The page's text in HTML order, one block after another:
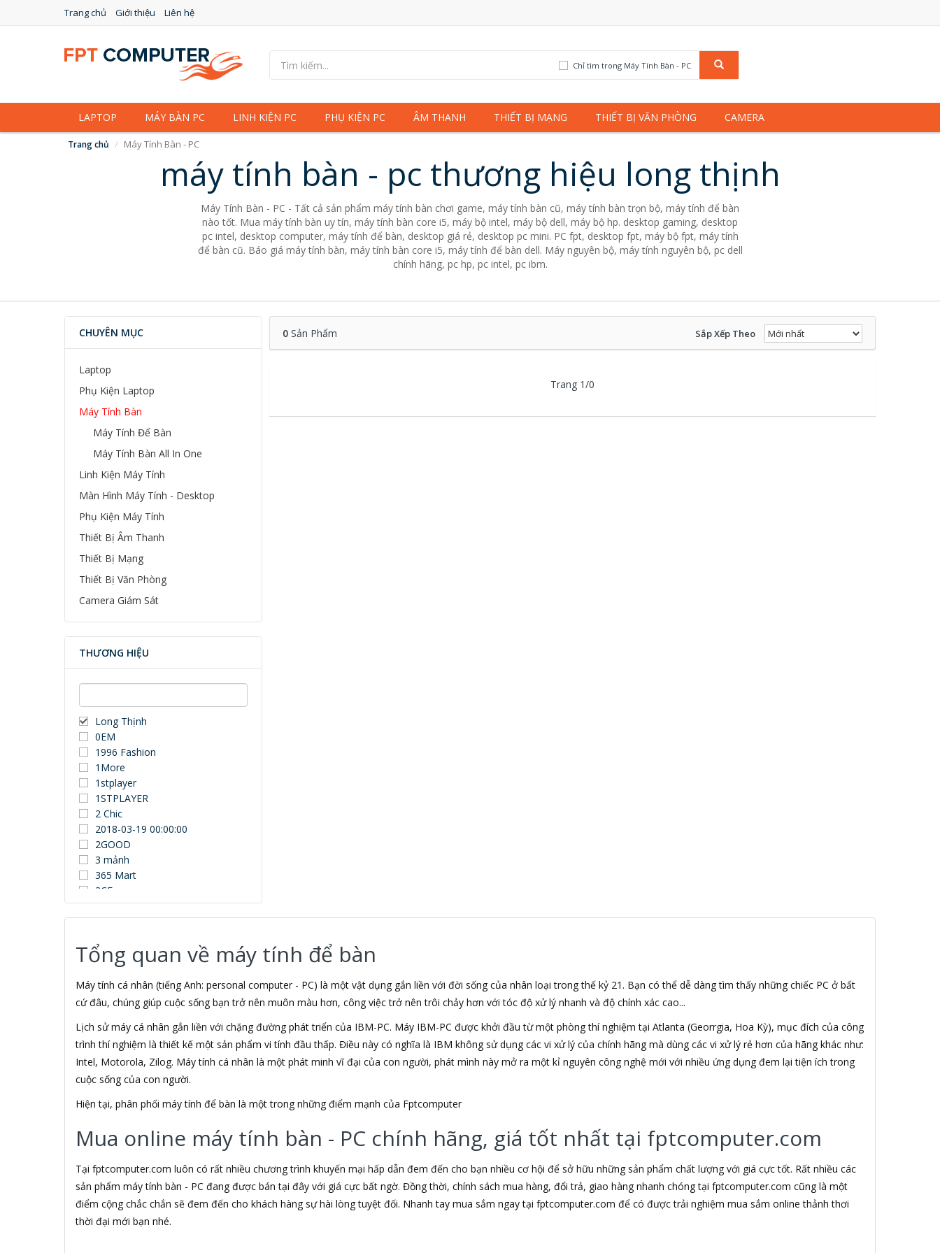
Trang chủ Giới thiệu Liên hệ
Chỉ tìm trong Máy Tính Bàn - PC
LAPTOP MÁY BÀN PC LINH KIỆN PC PHỤ KIỆN PC ÂM THANH THIẾT BỊ MẠNG THIẾT BỊ VĂN PHÒNG CAMERA
Trang chủ Máy Tính Bàn - PC
máy tính bàn - pc thương hiệu long thịnh
Máy Tính Bàn - PC - Tất cả sản phẩm máy tính bàn chơi game, máy tính bàn cũ, máy tính bàn trọn bộ, máy tính để bàn
nào tốt. Mua máy tính bàn uy tín, máy tính bàn core i5, máy bộ intel, máy bộ dell, máy bộ hp. desktop gaming, desktop
pc intel, desktop computer, máy tính để bàn, desktop giá rẻ, desktop pc mini. PC fpt, desktop fpt, máy bộ fpt, máy tính
để bàn cũ. Báo giá máy tính bàn, máy tính bàn core i5, máy tính để bàn dell. Máy nguyên bộ, máy tính nguyên bộ, pc dell
chính hãng, pc hp, pc intel, pc ibm.
CHUYÊN MỤC
Laptop
Phụ Kiện Laptop
Máy Tính Bàn
Máy Tính Để Bàn
Máy Tính Bàn All In One
Linh Kiện Máy Tính
Màn Hình Máy Tính - Desktop
Phụ Kiện Máy Tính
Thiết Bị Âm Thanh
Thiết Bị Mạng
Thiết Bị Văn Phòng
Camera Giám Sát
THƯƠNG HIỆU
Long Thịnh
0EM
1996 Fashion
1More
1stplayer
1STPLAYER
2 Chic
2018-03-19 00:00:00
2GOOD
3 mảnh
365 Mart
3CE
3Dconnexion
3DUN
3M
3NOD
3OneData
4D
5ASYSTEMS
7Gift Shop
8848
A 100+
A Bonne
A Brand
A & T
Aardvark
Abel
Abo
ACASIS
Acatel
Acbel
0Sản Phẩm Sắp Xếp Theo
Trang 1/0
Tổng quan về máy tính để bàn
Máy tính cá nhân (tiếng Anh: personal computer - PC) là một vật dụng gắn liền với đời sống của nhân loại trong thế kỷ 21. Bạn có thể dễ dàng tìm thấy những chiếc PC ở bất
cứ đâu, chúng giúp cuộc sống bạn trở nên muôn màu hơn, công việc trở nên trôi chảy hơn với tóc độ xử lý nhanh và độ chính xác cao...
Lịch sử máy cá nhân gắn liền với chặng đường phát triển của IBM-PC. Máy IBM-PC được khởi đầu từ một phòng thí nghiệm tại Atlanta (Georrgia, Hoa Kỳ), mục đích của công
trình thí nghiệm là thiết kế một sản phẩm vi tính đầu thấp. Điều này có nghĩa là IBM không sử dụng các vi xử lý của chính hãng mà dùng các vi xử lý rẻ hơn của hãng khác như:
Intel, Motorola, Zilog. Máy tính cá nhân là một phát minh vĩ đại của con người, phát mình này mở ra một kỉ nguyên công nghệ mới với nhiều ứng dụng đem lại tiện ích trong
cuộc sống của con người.
Hiện tại, phân phối máy tính để bàn là một trong những điểm mạnh của Fptcomputer
Mua online máy tính bàn - PC chính hãng, giá tốt nhất tại fptcomputer.com
Tại fptcomputer.com luôn có rất nhiều chương trình khuyến mại hấp dẫn đem đến cho bạn nhiều cơ hội để sở hữu những sản phẩm chất lượng với giá cực tốt. Rất nhiều các
sản phẩm máy tính bàn - PC đang được bán tại đây với giá cực bất ngờ. Đồng thời, chính sách mua hàng, đổi trả, giao hàng nhanh chóng tại fptcomputer.com cũng là một
điểm cộng chắc chắn sẽ đem đến cho khách hàng sự hài lòng tuyệt đối. Nhanh tay mua sắm ngay tại fptcomputer.com để có được trải nghiệm mua sắm online thảnh thơi
thời đại mới bạn nhé.